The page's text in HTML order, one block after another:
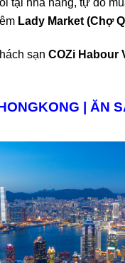
tại nhà hàng, tự do
Lady Market (Chợ
sạn COZi Habour
| ĂN